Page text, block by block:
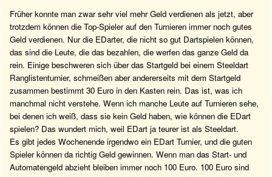
Früher konnte man zwar sehr viel mehr Geld verdienen als jetzt, aber
trotzdem können die Top-Spieler auf den Turnieren immer noch gutes
Geld verdienen. Nur die EDarter, die nicht so gut Dartspielen können,
das sind die Leute, die das bezahlen, die werfen das ganze Geld da
rein. Einige beschweren sich über das Startgeld bei einem Steeldart
Ranglistenturnier, schmeißen aber andererseits mit dem Startgeld
zusammen bestimmt 30 Euro in den Kasten rein. Das ist, was ich
manchmal nicht verstehe. Wenn ich manche Leute auf Turnieren sehe,
bei denen ich weiß, dass sie kein Geld haben, wie können die EDart
spielen? Das wundert mich, weil EDart ja teurer ist als Steeldart.
Es gibt jedes Wochenende irgendwo ein EDart Turnier, und die guten
Spieler können da richtig Geld gewinnen. Wenn man das Start- und
Automatengeld abzieht bleiben immer noch 100 Euro. 100 Euro sind